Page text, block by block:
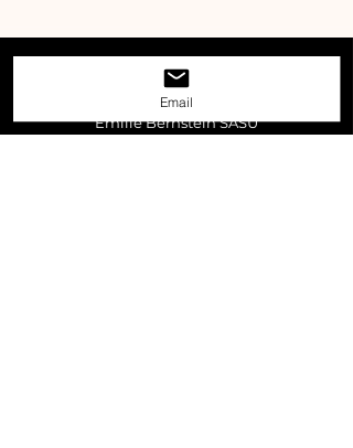
Contact
Emilie Bernstein SASU
Email